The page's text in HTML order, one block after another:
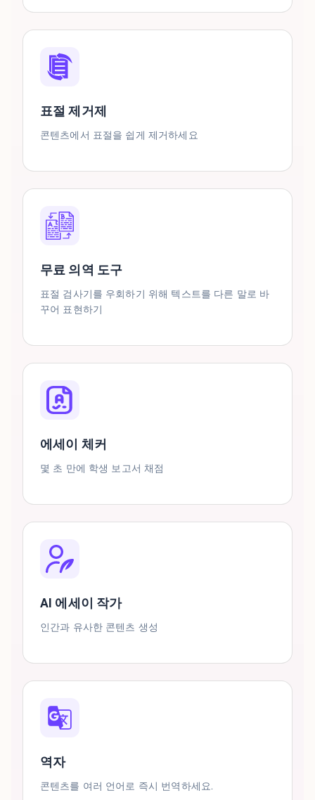
표절 제거제
콘텐츠에서 표절을 쉽게 제거하세요
무료 의역 도구
표절 검사기를 우회하기 위해 텍스트를 다른 말로 바
꾸어 표현하기
에세이 체커
몇 초 만에 학생 보고서 채점
AI 에세이 작가
인간과 유사한 콘텐츠 생성
역자
콘텐츠를 여러 언어로 즉시 번역하세요.